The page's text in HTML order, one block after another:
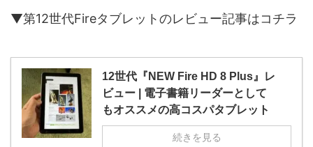
▼第12世代Fireタブレットのレビュー記事はコチラ
12世代『NEW Fire HD 8 Plus』レ
ビュー | 電子書籍リーダーとして
もオススメの高コスパタブレット
続きを見る